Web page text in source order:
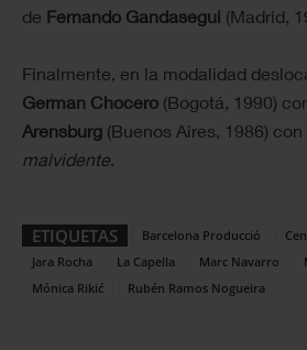
de Fernando Gandasegui (Madrid,
Finalmente, en la modalidad
German Chocero (Bogotá, 1990)
Arensburg (Buenos Aires, 1986) con
malvidente.
ETIQUETAS Barcelona Producció
Jara Rocha
La Capella Marc Navarro
Mónica Rikić
Rubén Ramos Nogueira